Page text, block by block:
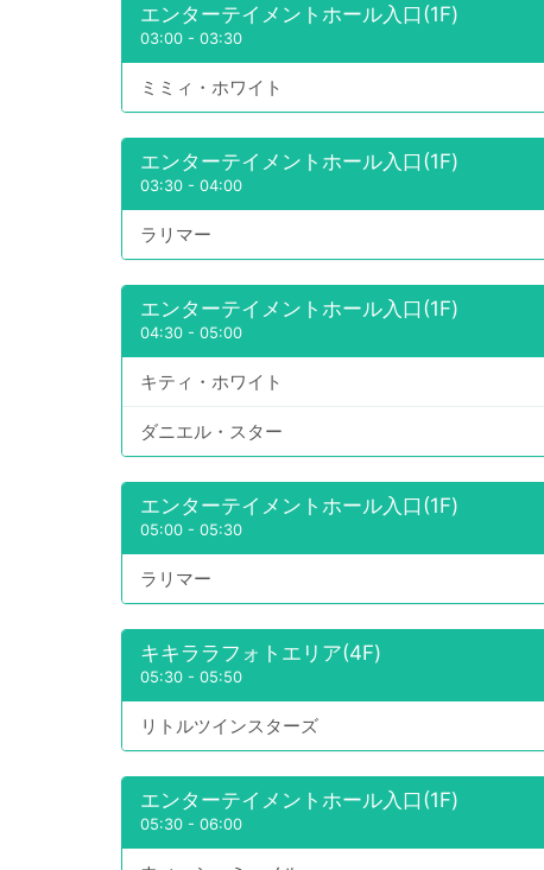
エンターテイメントホール入口(1F)
03:00 - 03:30
ミミィ・ホワイト
エンターテイメントホール入口(1F)
03:30 - 04:00
ラリマー
エンターテイメントホール入口(1F)
04:30 - 05:00
キティ・ホワイト
ダニエル・スター
エンターテイメントホール入口(1F)
05:00 - 05:30
ラリマー
キキララフォトエリア(4F)
05:30 - 05:50
リトルツインスターズ
エンターテイメントホール入口(1F)
05:30 - 06:00